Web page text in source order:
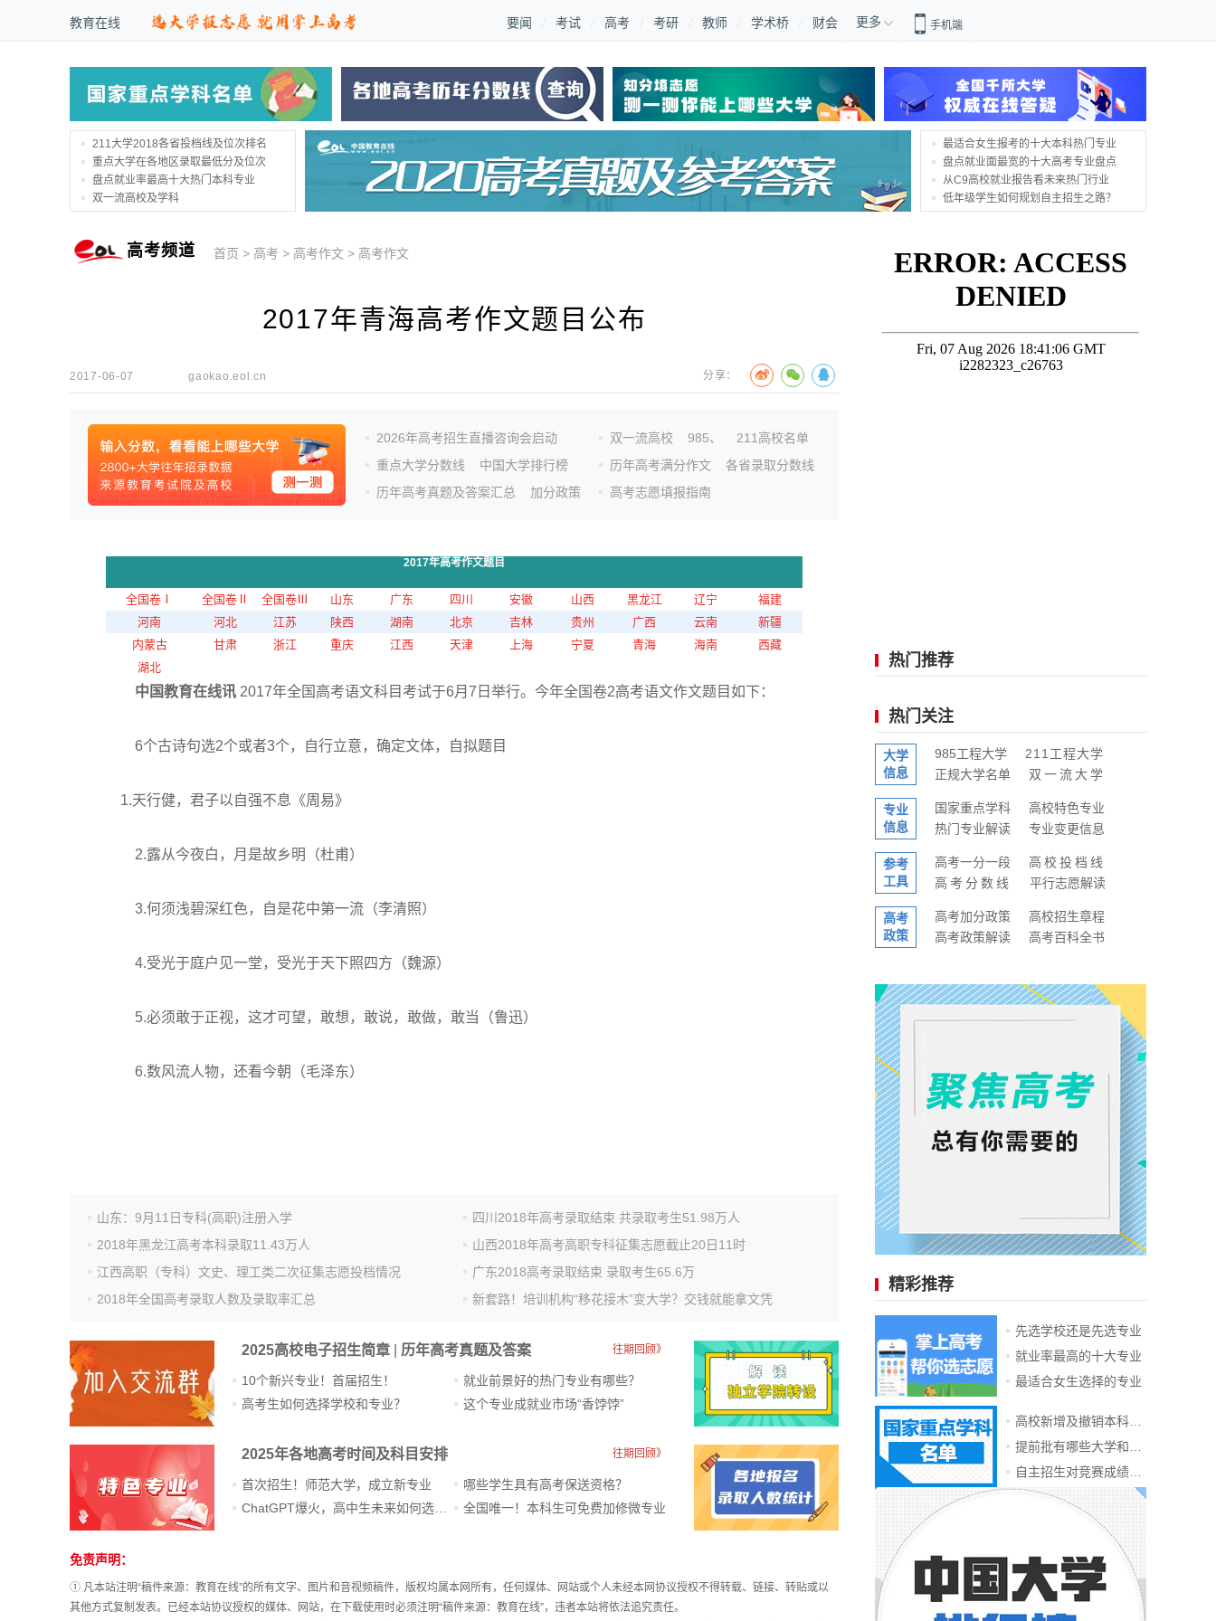
教育在线 要闻 考试 高考 考研 教师 学术桥 财会 更多 手机端
211大学2018各省投档线及位次排名
重点大学在各地区录取最低分及位次
盘点就业率最高十大热门本科专业
双一流高校及学科
最适合女生报考的十大本科热门专业
盘点就业面最宽的十大高考专业盘点
从C9高校就业报告看未来热门行业
低年级学生如何规划自主招生之路？
高考频道 首页 > 高考 > 高考作文 > 高考作文
2017年青海高考作文题目公布
2017-06-07 gaokao.eol.cn 分享：
2026年高考招生直播咨询会启动
重点大学分数线
中国大学排行榜
历年高考真题及答案汇总
加分政策
双一流高校 985、
211高校名单
历年高考满分作文
各省录取分数线
高考志愿填报指南
2017年高考作文题目
全国卷Ⅰ 全国卷Ⅱ 全国卷Ⅲ 山东 广东 四川 安徽 山西 黑龙江 辽宁
福建
河南
河北 江苏 陕西 湖南 北京 吉林 贵州 广西 云南
新疆
内蒙古
甘肃 浙江 重庆 江西 天津 上海 宁夏 青海 海南
西藏
湖北
中国教育在线讯 2017年全国高考语文科目考试于6月7日举行。今年全国卷2高考语文作文题目如下：
6个古诗句选2个或者3个，自行立意，确定文体，自拟题目
1.天行健，君子以自强不息《周易》
2.露从今夜白，月是故乡明（杜甫）
3.何须浅碧深红色，自是花中第一流（李清照）
4.受光于庭户见一堂，受光于天下照四方（魏源）
5.必须敢于正视，这才可望，敢想，敢说，敢做，敢当（鲁迅）
6.数风流人物，还看今朝（毛泽东）
山东：9月11日专科(高职)注册入学
四川2018年高考录取结束 共录取考生51.98万人
2018年黑龙江高考本科录取11.43万人
山西2018年高考高职专科征集志愿截止20日11时
江西高职（专科）文史、理工类二次征集志愿投档情况
广东2018高考录取结束 录取考生65.6万
2018年全国高考录取人数及录取率汇总
新套路！培训机构“移花接木”变大学？交钱就能拿文凭
2025高校电子招生简章 历年高考真题及答案 往期回顾》
10个新兴专业！首届招生！
高考生如何选择学校和专业？
就业前景好的热门专业有哪些？
这个专业成就业市场“香饽饽”​
2025年各地高考时间及科目安排 往期回顾》
首次招生！师范大学，成立新专业
哪些学生具有高考保送资格？
全国唯一！本科生可免费加修微专业
站
长
统
免责声明：
① 凡本站注明“稿件来源：教育在线”的所有文字、图片和音视频稿件，版权均属本网所有，任何媒体、网站或个人未经本网协议授权不得转载、链接、转贴或以
其他方式复制发表。已经本站协议授权的媒体、网站，在下载使用时必须注明“稿件来源：教育在线”，违者本站将依法追究责任。
热门推荐
热门关注
大学
信息
985工程大学
211工程大学
正规大学名单
双一流大学
专业
信息
国家重点学科
高校特色专业
热门专业解读
专业变更信息
参考
工具
高考一分一段
高校投档线
高考分数线
平行志愿解读
高考
政策
高考加分政策
高校招生章程
高考政策解读
高考百科全书
精彩推荐
先选学校还是先选专业
就业率最高的十大专业
最适合女生选择的专业